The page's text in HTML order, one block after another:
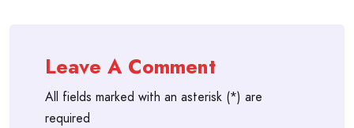
Leave A Comment
All fields marked with an asterisk (*) are
required